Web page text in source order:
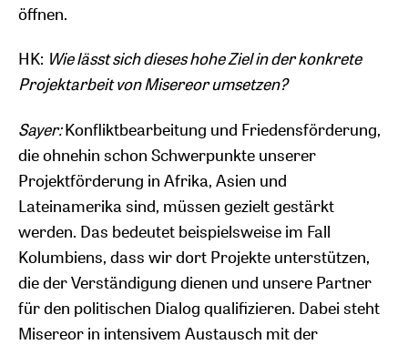
öffnen.
HK: Wie lässt sich dieses hohe Ziel in der konkrete
Projektarbeit von Misereor umsetzen?
Sayer:Konfliktbearbeitung und Friedensförderung,
die ohnehin schon Schwerpunkte unserer
Projektförderung in Afrika, Asien und
Lateinamerika sind, müssen gezielt gestärkt
werden. Das bedeutet beispielsweise im Fall
Kolumbiens, dass wir dort Projekte unterstützen,
die der Verständigung dienen und unsere Partner
für den politischen Dialog qualifizieren. Dabei steht
Misereor in intensivem Austausch mit der